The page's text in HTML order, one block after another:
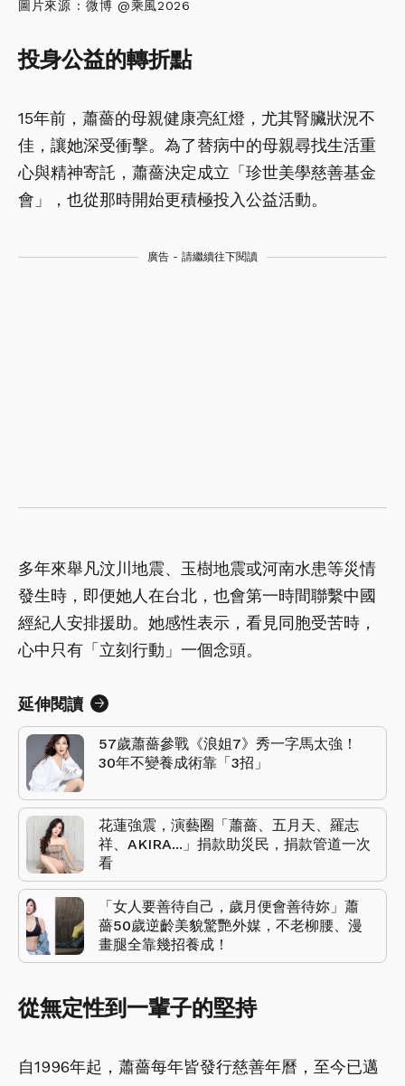
圖片來源 : 微博 @乘風2026
投身公益的轉折點
15年前，蕭薔的母親健康亮紅燈，尤其腎臟狀況不
佳，讓她深受衝擊。為了替病中的母親尋找生活重
心與精神寄託，蕭薔決定成立「珍世美學慈善基金
會」，也從那時開始更積極投入公益活動。
廣告 - 請繼續往下閱讀
多年來舉凡汶川地震、玉樹地震或河南水患等災情
發生時，即便她人在台北，也會第一時間聯繫中國
經紀人安排援助。她感性表示，看見同胞受苦時，
心中只有「立刻行動」一個念頭。
延伸閱讀
57歲蕭薔參戰《浪姐7》秀一字馬太強！
30年不變養成術靠「3招」
花蓮強震，演藝圈「蕭薔、五月天、羅志
祥、AKIRA...」捐款助災民，捐款管道一次
看
「女人要善待自己，歲月便會善待妳」蕭
薔50歲逆齡美貌驚艷外媒，不老柳腰、漫
畫腿全靠幾招養成！
從無定性到一輩子的堅持
自1996年起，蕭薔每年皆發行慈善年曆，至今已邁